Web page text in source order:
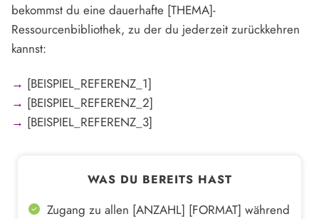
bekommst du eine dauerhafte [THEMA]-
Ressourcenbibliothek, zu der du jederzeit zurückkehren
kannst:
→ [BEISPIEL_REFERENZ_1]
→ [BEISPIEL_REFERENZ_2]
→ [BEISPIEL_REFERENZ_3]
WAS DU BEREITS HAST
Zugang zu allen [ANZAHL] [FORMAT] während